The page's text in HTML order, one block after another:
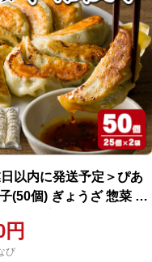
以内に発送予定＞ぴあ
(50個) ぎょうざ 惣菜 お
あ】【ms06-01】
び